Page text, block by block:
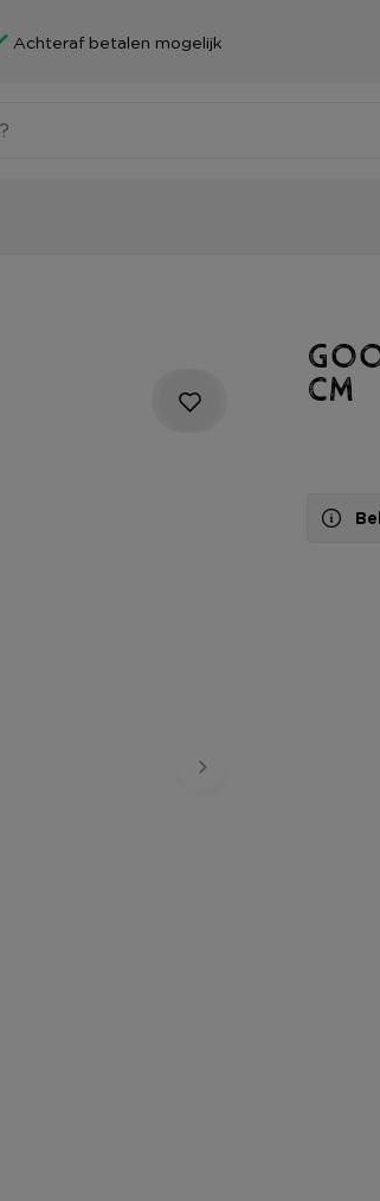
Achteraf betalen mogelijk
cm